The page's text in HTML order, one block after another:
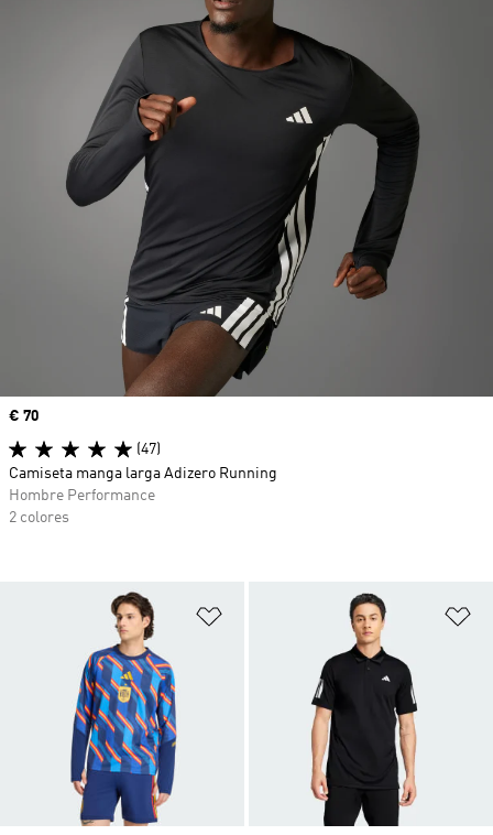
Añadir a la lista de deseos
Precio
€ 70
(47)
Camiseta manga larga Adizero Running
Hombre Performance
2 colores